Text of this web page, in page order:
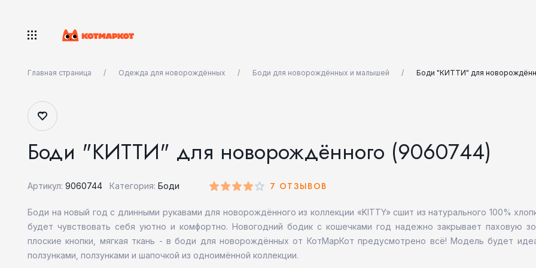
Главная страница Одежда для новорождённых Боди для новорождённых и малышей Боди "КИТТИ" для
Боди "КИТТИ" для новорождённого (9060744)
Артикул: 9060744 Категория: Боди 7 ОТЗЫВОВ
Боди на новый год с длинными рукавами для новорождённого из коллекции «KITTY» сшит из натурального 100%
будет чувствовать себя уютно и комфортно. Новогодний бодик с кошечками год надежно закрывает паховую
плоские кнопки, мягкая ткань - в боди для новорождённых от КотМарКот предусмотрено всё! Модель будет
ползунками, ползунками и шапочкой из одноимённой коллекции.